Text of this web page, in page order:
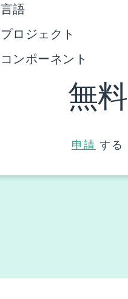
言語
プロジェクト
コンポーネント
無料
申請 する